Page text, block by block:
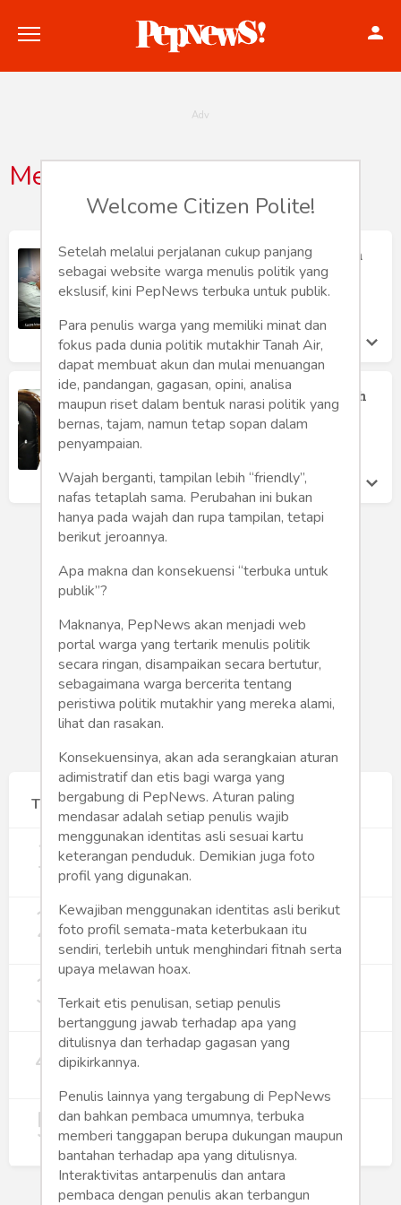
Hankam
Internasional
Bisnis
Humaniora
Sketsa
Tekno
Gaya
Wisata
Wanita
Medan
Ranto Sibarani, "Robin Hood" Hukum
dari Medan
Andi Setiono Mangoenprasodjo
Meliana, Perempuan Berparas Bersih
Itu
Andi Setiono Mangoenprasodjo
Senin 10 Sep, 2018
Terpopuler
1 Gerakan Sehat Berbasis Pesantren:
Pengabdian Masyarakat Prodi Spesialis
Keperawatan Medikal Bedah UNIMUS di
Semarang
355
2 MBG dan Perannya dalam Perluasan
Lapangan Kerja
274
3 Digitalisasi Koperasi Merah Putih Buka
Peluang Ekonomi Baru di Desa
4 Rumah Subsidi dan Upaya Negara
Wujudkan Hunian Inklusif
5 Koperasi Merah Putih Didorong untuk
Perluas Distribusi Manfaat APBN
Welcome Citizen Polite!
Setelah melalui perjalanan cukup panjang
sebagai website warga menulis politik yang
ekslusif, kini PepNews terbuka untuk publik.
Para penulis warga yang memiliki minat dan
fokus pada dunia politik mutakhir Tanah Air,
dapat membuat akun dan mulai menuangan
ide, pandangan, gagasan, opini, analisa
maupun riset dalam bentuk narasi politik yang
bernas, tajam, namun tetap sopan dalam
penyampaian.
Wajah berganti, tampilan lebih “friendly”,
nafas tetaplah sama. Perubahan ini bukan
hanya pada wajah dan rupa tampilan, tetapi
berikut jeroannya.
Apa makna dan konsekuensi “terbuka untuk
publik”?
Maknanya, PepNews akan menjadi web
portal warga yang tertarik menulis politik
secara ringan, disampaikan secara bertutur,
sebagaimana warga bercerita tentang
peristiwa politik mutakhir yang mereka alami,
lihat dan rasakan.
Konsekuensinya, akan ada serangkaian aturan
adimistratif dan etis bagi warga yang
bergabung di PepNews. Aturan paling
mendasar adalah setiap penulis wajib
menggunakan identitas asli sesuai kartu
keterangan penduduk. Demikian juga foto
profil yang digunakan.
Kewajiban menggunakan identitas asli berikut
foto profil semata-mata keterbukaan itu
sendiri, terlebih untuk menghindari fitnah serta
upaya melawan hoax.
Terkait etis penulisan, setiap penulis
bertanggung jawab terhadap apa yang
ditulisnya dan terhadap gagasan yang
dipikirkannya.
Penulis lainnya yang tergabung di PepNews
dan bahkan pembaca umumnya, terbuka
memberi tanggapan berupa dukungan maupun
bantahan terhadap apa yang ditulisnya.
Interaktivitas antarpenulis dan antara
pembaca dengan penulis akan terbangun